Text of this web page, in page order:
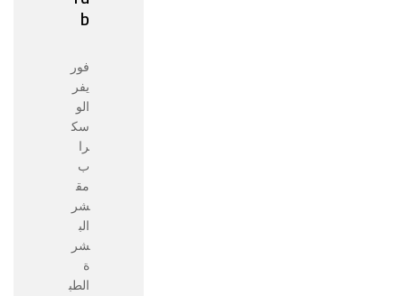
b
فور
يفر
الو
سك
را
ب
مق
شر
الب
شر
ة
الطب